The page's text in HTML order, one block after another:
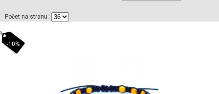
Počet na stranu:
-10%